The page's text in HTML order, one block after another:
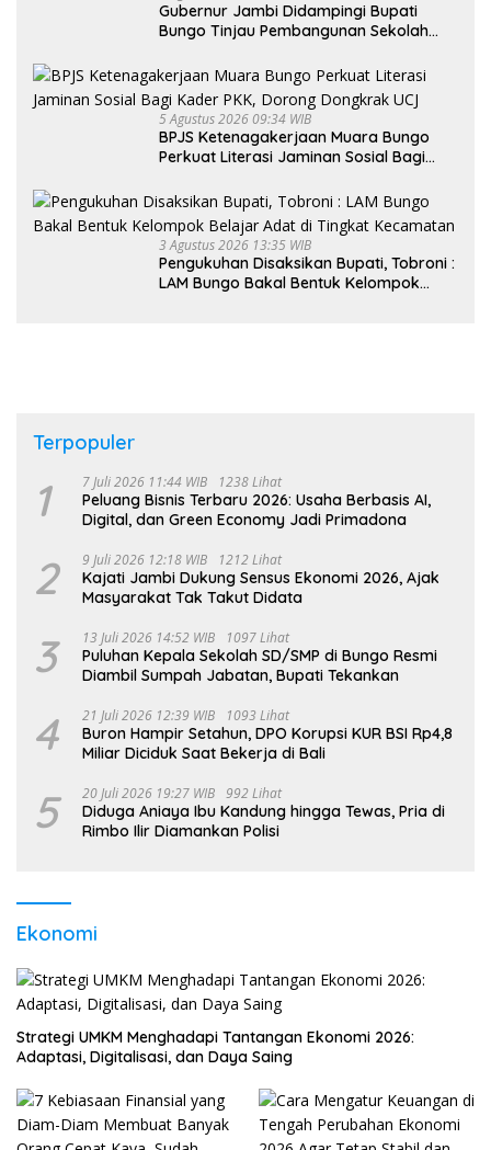
Gubernur Jambi Didampingi Bupati
Bungo Tinjau Pembangunan Sekolah
5 Agustus 2026 09:34 WIB
BPJS Ketenagakerjaan Muara Bungo
Perkuat Literasi Jaminan Sosial Bagi
3 Agustus 2026 13:35 WIB
Pengukuhan Disaksikan Bupati, Tobroni :
LAM Bungo Bakal Bentuk Kelompok
Terpopuler
1 7 Juli 2026 11:44 WIB 1238 Lihat
Peluang Bisnis Terbaru 2026: Usaha Berbasis AI,
Digital, dan Green Economy Jadi Primadona
2 9 Juli 2026 12:18 WIB 1212 Lihat
Kajati Jambi Dukung Sensus Ekonomi 2026, Ajak
Masyarakat Tak Takut Didata
3 13 Juli 2026 14:52 WIB 1097 Lihat
Puluhan Kepala Sekolah SD/SMP di Bungo Resmi
Diambil Sumpah Jabatan, Bupati Tekankan
4 21 Juli 2026 12:39 WIB 1093 Lihat
Buron Hampir Setahun, DPO Korupsi KUR BSI Rp4,8
Miliar Diciduk Saat Bekerja di Bali
5 20 Juli 2026 19:27 WIB 992 Lihat
Diduga Aniaya Ibu Kandung hingga Tewas, Pria di
Rimbo Ilir Diamankan Polisi
Ekonomi
Strategi UMKM Menghadapi Tantangan Ekonomi 2026:
Adaptasi, Digitalisasi, dan Daya Saing